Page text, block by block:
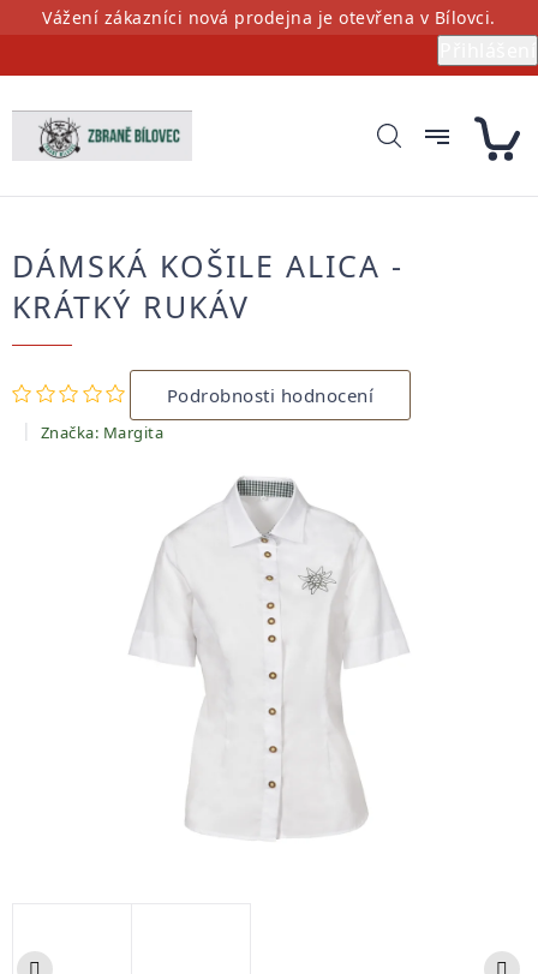
PřejítVážení zákazníci nová prodejna je otevřena v Bílovci.
DÁMSKÁ KOŠILE ALICA -
KRÁTKÝ RUKÁV
Průměrné
hodnocení
produktu
je
hvězdiček.
Podrobnosti hodnocení
Značka: Margita